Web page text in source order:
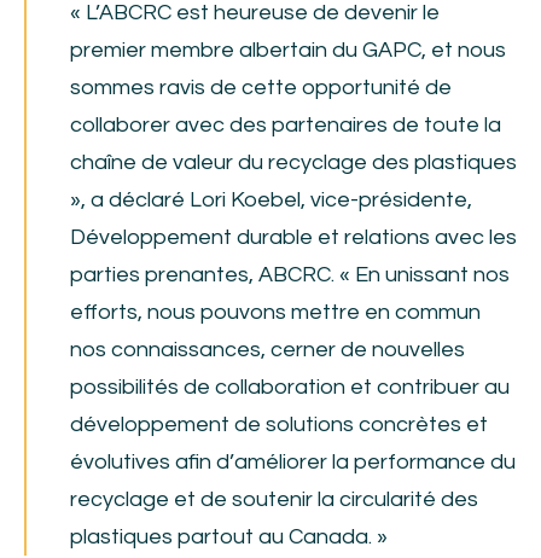
« L’ABCRC est heureuse de devenir le
premier membre albertain du GAPC, et nous
sommes ravis de cette opportunité de
collaborer avec des partenaires de toute la
chaîne de valeur du recyclage des plastiques
», a déclaré Lori Koebel, vice-présidente,
Développement durable et relations avec les
parties prenantes, ABCRC. « En unissant nos
efforts, nous pouvons mettre en commun
nos connaissances, cerner de nouvelles
possibilités de collaboration et contribuer au
développement de solutions concrètes et
évolutives afin d’améliorer la performance du
recyclage et de soutenir la circularité des
plastiques partout au Canada. »